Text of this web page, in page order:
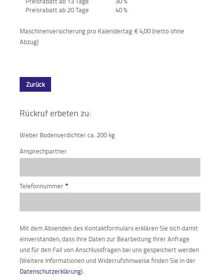
Preisrabatt ab 20 Tage
40 %
Maschinenversicherung pro Kalendertag: € 4,00 (netto ohne
Abzug)
Zurück
Rückruf erbeten zu:
Weber Bodenverdichter ca. 200 kg
Ansprechpartner
Telefonnummer *
Mit dem Absenden des Kontaktformulars erklären Sie sich damit
einverstanden, dass Ihre Daten zur Bearbeitung Ihrer Anfrage
und für den Fall von Anschlussfragen bei uns gespeichert werden
(Weitere Informationen und Widerrufshinweise finden Sie in der
Datenschutzerklärung).